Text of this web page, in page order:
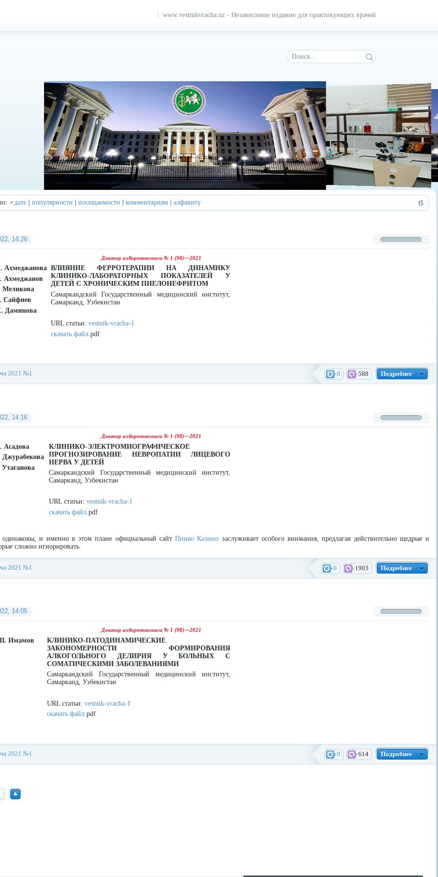
www.vestnikvracha.uz - Независимое издание для практикующих врачей
дате популярности посещаемости комментариям алфавиту
14:26
Доктор ахборотномаси № 1 (98)—2021
Ахмеджанова
Ахмеджанов
Меликова
Сайфиев
Даминова
ВЛИЯНИЕ ФЕРРОТЕРАПИИ НА ДИНАМИКУ
КЛИНИКО-ЛАБОРАТОРНЫХ ПОКАЗАТЕЛЕЙ У
ДЕТЕЙ С ХРОНИЧЕСКИМ ПИЕЛОНЕФРИТОМ
Самаркандский Государственный медицинский институт,
Самарканд, Узбекистан
URL статьи: vestnik-vracha-1
скачать файл .pdf
Подробнее
588
0
2021 №1
14:16
Доктор ахборотномаси № 1 (98)—2021
Асадова
КЛИНИКО-ЭЛЕКТРОМИОГРАФИЧЕСКОЕ
ПРОГНОЗИРОВАНИЕ НЕВРОПАТИИ ЛИЦЕВОГО
НЕРВА У ДЕТЕЙ
Самаркандский Государственный медицинский институт,
Самарканд, Узбекистан
URL статьи: vestnik-vracha-1
скачать файл .pdf
и именно в этом плане официальный сайт Пинко Казино заслуживает особого внимания, предлагая действительно щедрые и
сложно игнорировать.
Подробнее
1903
0
2021 №1
14:05
Доктор ахборотномаси № 1 (98)—2021
Имамов
КЛИНИКО-ПАТОДИНАМИЧЕСКИЕ
ЗАКОНОМЕРНОСТИ ФОРМИРОВАНИЯ
АЛКОГОЛЬНОГО ДЕЛИРИЯ У БОЛЬНЫХ С
СОМАТИЧЕСКИМИ ЗАБОЛЕВАНИЯМИ
Самаркандский Государственный медицинский институт,
Самарканд, Узбекистан
URL статьи: vestnik-vracha-1
скачать файл.pdf
Подробнее
614
0
2021 №1